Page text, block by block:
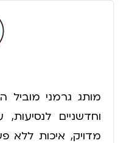
מותג גרמני מוביל
וחדשניים לנסיעות,
מדויק, איכות ללא